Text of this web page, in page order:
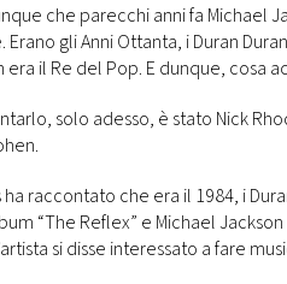
che parecchi anni fa Michael
Erano gli Anni Ottanta, i Duran
era il Re del Pop. E dunque, cosa
solo adesso, è stato Nick
ha raccontato che era il 1984, i
“The Reflex” e Michael
si disse interessato a fare